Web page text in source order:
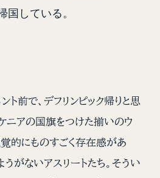
国している。
ト前で、デフリンピック帰りと思
ニアの国旗をつけた揃いのウ
的にものすごく存在感があ
うがないアスリートたち。そうい